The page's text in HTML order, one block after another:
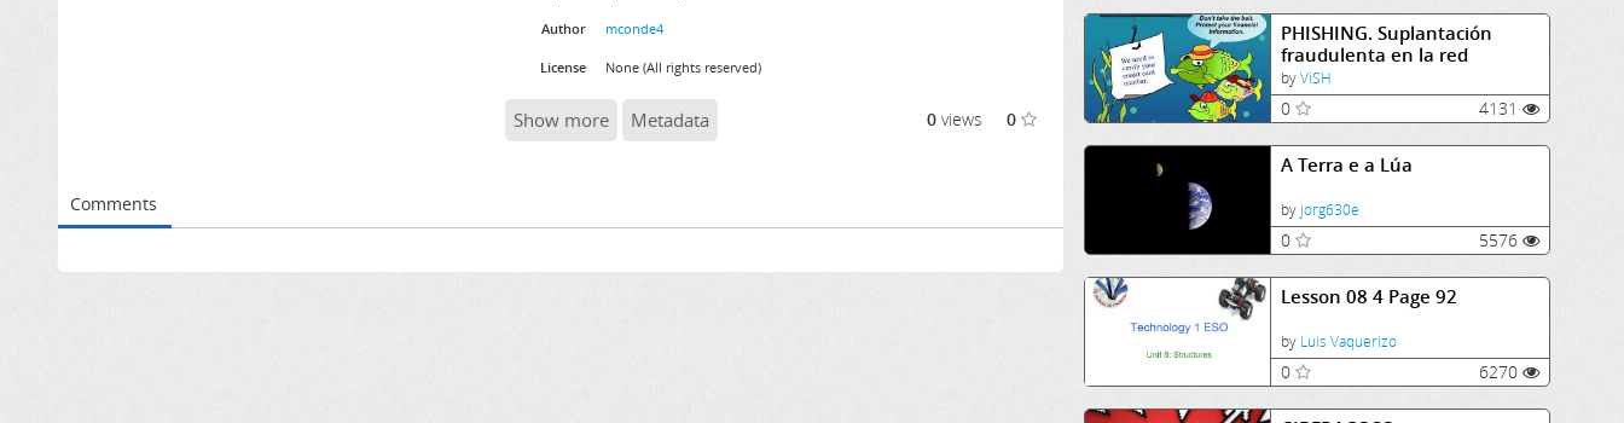
PHISHING. Suplantación
fraudulenta en la red
byViSH
0 4131
A Terra e a Lúa
by jorg630e
0 5576
Lesson 08 4 Page 92
by Luis Vaquerizo
0 6270
Author mconde4
License None (All rights reserved)
Show more Metadata 0views 0
Comments